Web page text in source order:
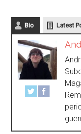
Bio Latest